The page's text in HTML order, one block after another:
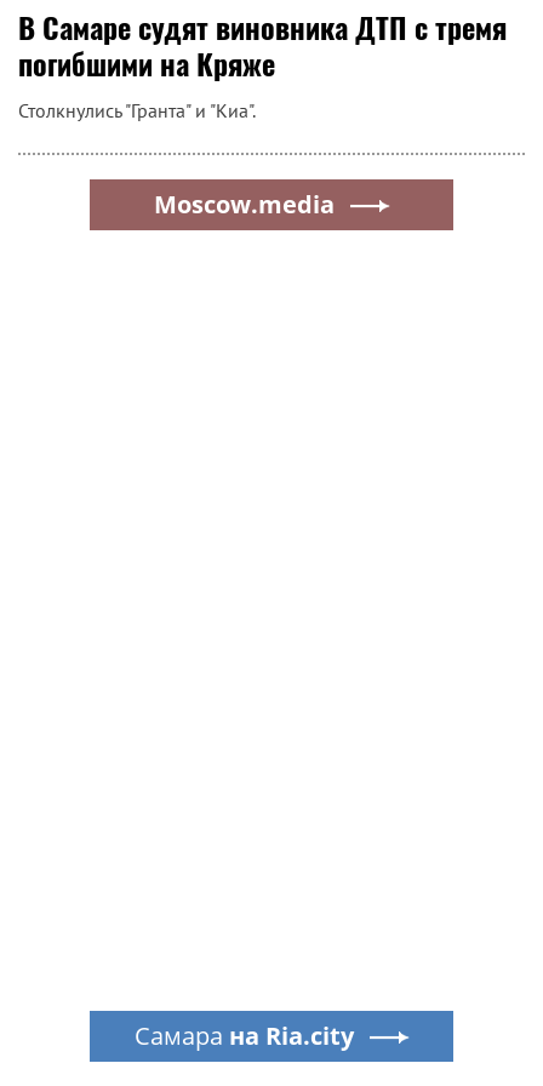
В Самаре судят виновника ДТП с тремя
погибшими на Кряже
Столкнулись "Гранта" и "Киа".
Moscow.media
Самара на Ria.city